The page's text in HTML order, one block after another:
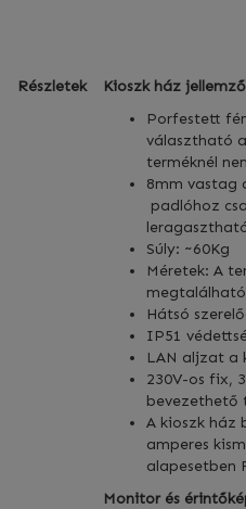
Részletek
Kioszk ház
Porfestett
választható
terméknél
8mm vastag
padlóhoz
Súly: ~60Kg
Méretek: A
Hátsó
IP51
LAN aljzat a
230V-os fix,
bevezethető
A kioszk ház
amperes
alapesetben
Monitor és